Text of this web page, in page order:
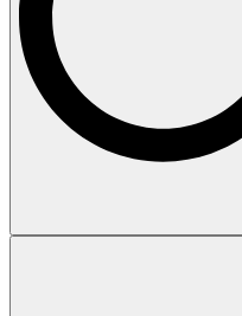
Search